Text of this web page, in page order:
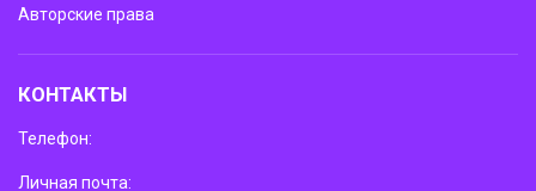
Авторские права
КОНТАКТЫ
Телефон:
Личная почта: